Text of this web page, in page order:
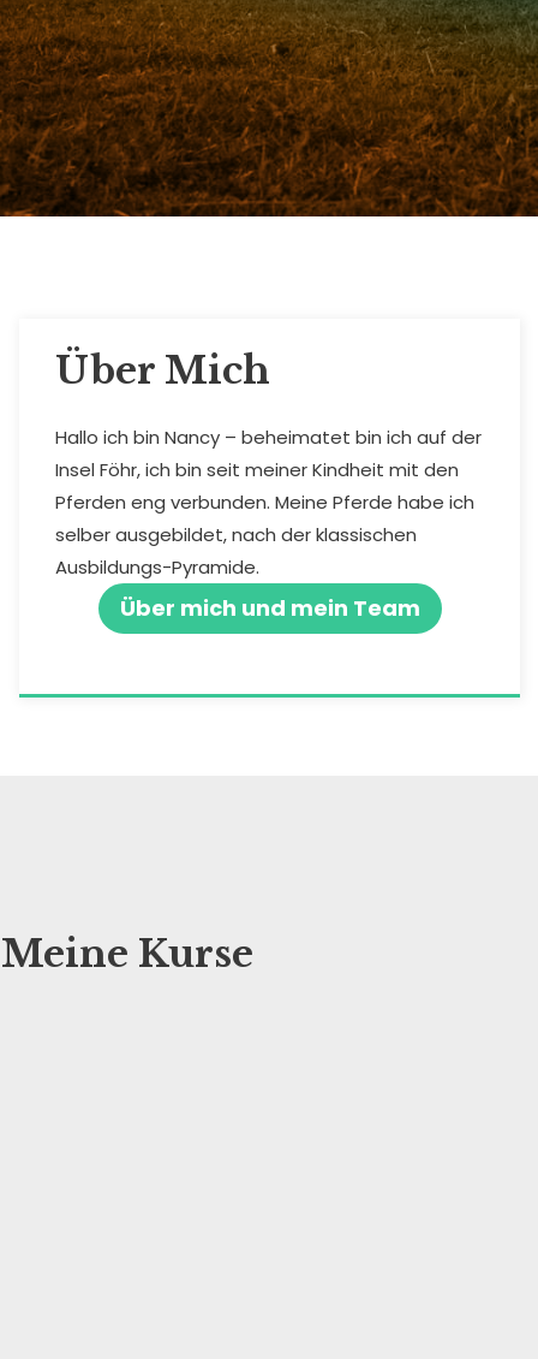
Über Mich
Hallo ich bin Nancy – beheimatet bin ich auf der
Insel Föhr, ich bin seit meiner Kindheit mit den
Pferden eng verbunden. Meine Pferde habe ich
selber ausgebildet, nach der klassischen
Ausbildungs-Pyramide.
Über mich und mein Team
Meine Kurse